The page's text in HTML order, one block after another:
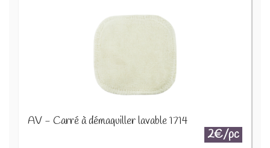
AV - Carré à démaquiller lavable 1714
2€/pc